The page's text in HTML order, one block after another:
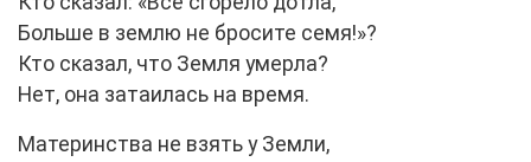
Больше в землю не бросите семя!»?
Кто сказал, что Земля умерла?
Нет, она затаилась на время.
Материнства не взять у Земли,